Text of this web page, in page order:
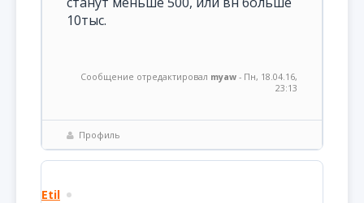
10тыс.
Сообщение отредактировал myaw - Пн, 18.04.16,
23:13
Профиль
Etil